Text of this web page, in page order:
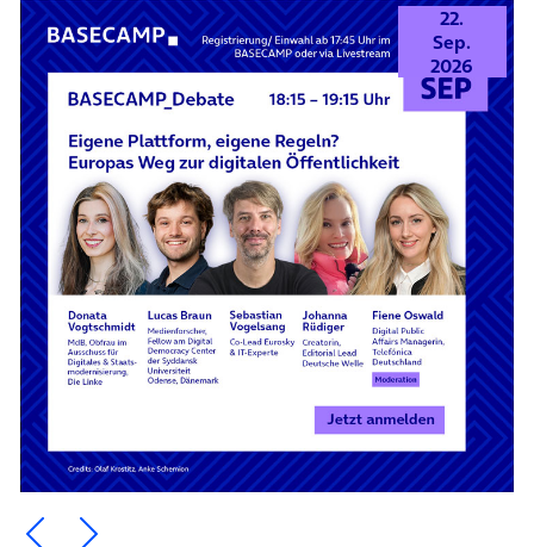
22.
Sep.
2026
Ein Element zurück blättern
Ein Element weiter blättern